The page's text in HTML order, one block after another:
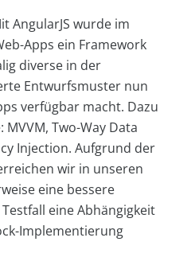
AngularJS wurde im
Apps ein Framework
diverse in der
Entwurfsmuster nun
verfügbar macht. Dazu
Two-Way Data
Injection. Aufgrund der
wir in unseren
eine bessere
eine Abhängigkeit
Implementierung